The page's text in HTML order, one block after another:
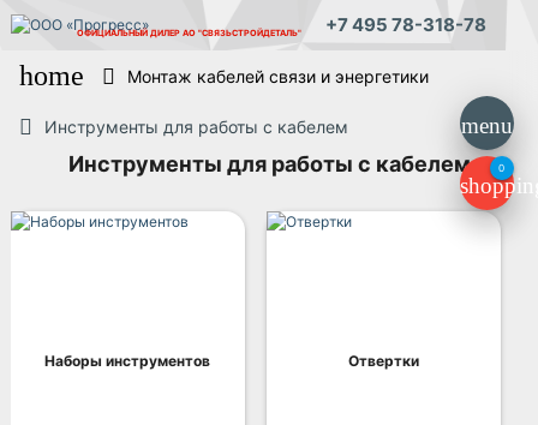
ОФИЦИАЛЬНЫЙ ДИЛЕР АО "СВЯЗЬСТРОЙДЕТАЛЬ" +7 495 78-318-78
menu
0
home Монтаж кабелей связи и энергетики
Инструменты для работы с кабелем
Инструменты для работы с кабелем
Наборы инструментов Отвертки